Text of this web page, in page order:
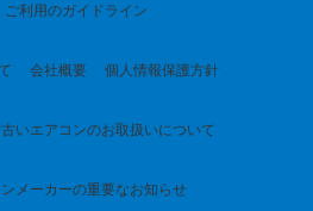
ご利用のガイドライン
会社概要 個人情報保護方針
いエアコンのお取扱いについて
メーカーの重要なお知らせ